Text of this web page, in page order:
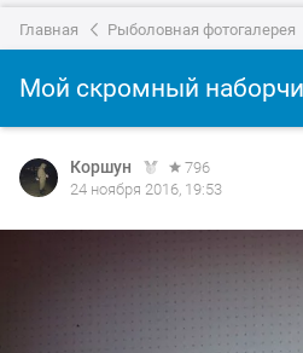
Главная Рыболовная фотогалерея
Мой скромный
Коршун
796
24 ноября 2016, 19:53